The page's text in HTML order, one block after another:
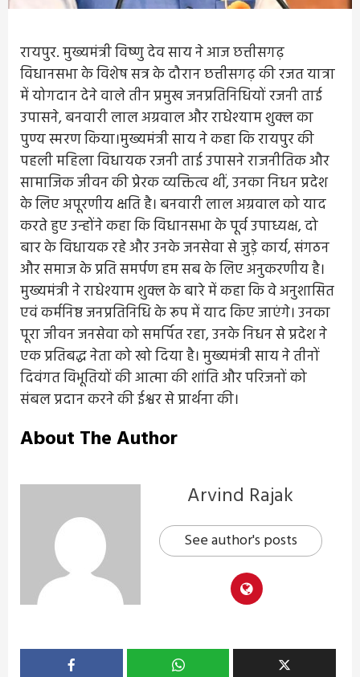
रायपुर. मुख्यमंत्री विष्णु देव साय ने आज छत्तीसगढ़
विधानसभा के विशेष सत्र के दौरान छत्तीसगढ़ की रजत यात्रा
में योगदान देने वाले तीन प्रमुख जनप्रतिनिधियों रजनी ताई
उपासने, बनवारी लाल अग्रवाल और राधेश्याम शुक्ल का
पुण्य स्मरण किया।मुख्यमंत्री साय ने कहा कि रायपुर की
पहली महिला विधायक रजनी ताई उपासने राजनीतिक और
सामाजिक जीवन की प्रेरक व्यक्तित्व थीं, उनका निधन प्रदेश
के लिए अपूरणीय क्षति है। बनवारी लाल अग्रवाल को याद
करते हुए उन्होंने कहा कि विधानसभा के पूर्व उपाध्यक्ष, दो
बार के विधायक रहे और उनके जनसेवा से जुड़े कार्य, संगठन
और समाज के प्रति समर्पण हम सब के लिए अनुकरणीय है।
मुख्यमंत्री ने राधेश्याम शुक्ल के बारे में कहा कि वे अनुशासित
एवं कर्मनिष्ठ जनप्रतिनिधि के रूप में याद किए जाएंगे। उनका
पूरा जीवन जनसेवा को समर्पित रहा, उनके निधन से प्रदेश ने
एक प्रतिबद्ध नेता को खो दिया है। मुख्यमंत्री साय ने तीनों
दिवंगत विभूतियों की आत्मा की शांति और परिजनों को
संबल प्रदान करने की ईश्वर से प्रार्थना की।
About The Author
Arvind Rajak
See author's posts